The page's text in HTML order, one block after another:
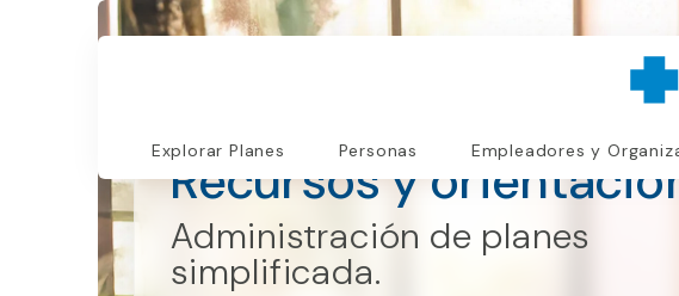
Explorar Planes Personas Empleadores y
Recursos y
Administración de planes
simplificada.